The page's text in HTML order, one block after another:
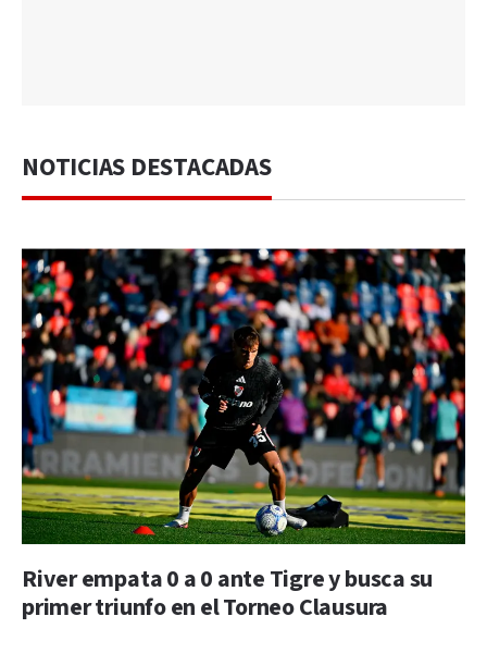
NOTICIAS DESTACADAS
River empata 0 a 0 ante Tigre y busca su
primer triunfo en el Torneo Clausura